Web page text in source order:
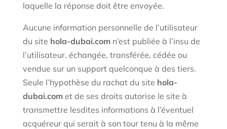
laquelle la réponse doit être envoyée.
Aucune information personnelle de l’utilisateur
du site hola-dubai.comn’est publiée à l’insu de
l’utilisateur, échangée, transférée, cédée ou
vendue sur un support quelconque à des tiers.
Seule l’hypothèse du rachat du site hola-
dubai.comet de ses droits autorise le site à
transmettre lesdites informations à l’éventuel
acquéreur qui serait à son tour tenu à la même